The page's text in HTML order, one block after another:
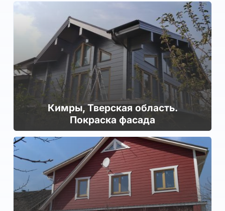
Кимры, Тверская область.
Покраска фасада